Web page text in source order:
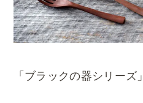
「ブラックの器シリーズ」